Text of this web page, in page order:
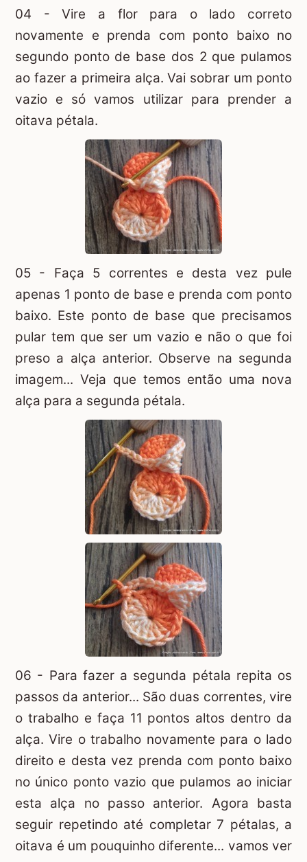
04 - Vire a flor para o lado correto
novamente e prenda com ponto baixo no
segundo ponto de base dos 2 que pulamos
ao fazer a primeira alça. Vai sobrar um ponto
vazio e só vamos utilizar para prender a
oitava pétala.
05 - Faça 5 correntes e desta vez pule
apenas 1 ponto de base e prenda com ponto
baixo. Este ponto de base que precisamos
pular tem que ser um vazio e não o que foi
preso a alça anterior. Observe na segunda
imagem... Veja que temos então uma nova
alça para a segunda pétala.
06 - Para fazer a segunda pétala repita os
passos da anterior... São duas correntes, vire
o trabalho e faça 11 pontos altos dentro da
alça. Vire o trabalho novamente para o lado
direito e desta vez prenda com ponto baixo
no único ponto vazio que pulamos ao iniciar
esta alça no passo anterior. Agora basta
seguir repetindo até completar 7 pétalas, a
oitava é um pouquinho diferente... vamos ver